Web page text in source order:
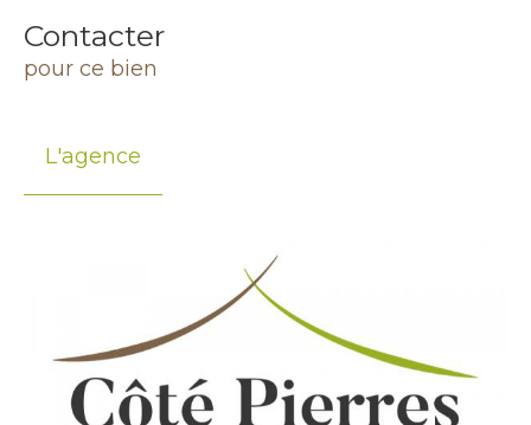
Contacter
pour ce bien
L'agence